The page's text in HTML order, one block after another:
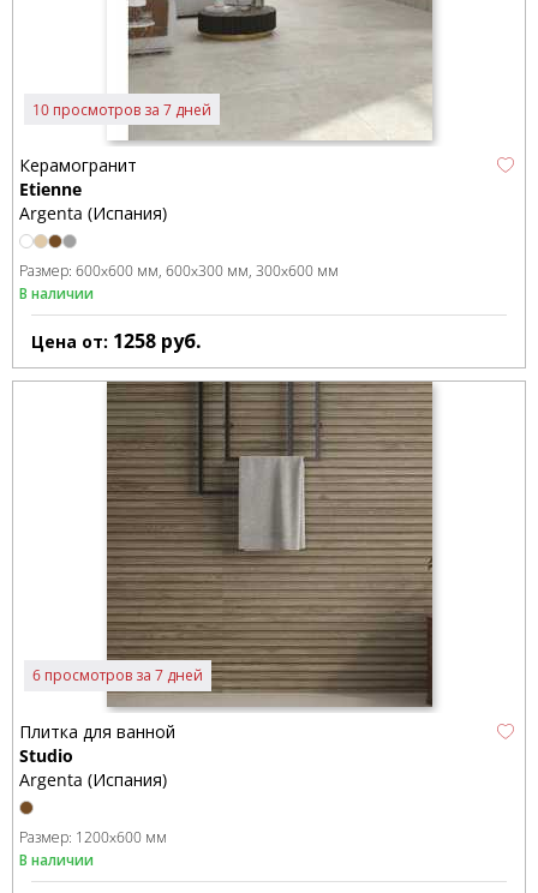
10 просмотров за 7 дней
Керамогранит
Etienne
Argenta (Испания)
Размер: 600x600 мм 600x300 мм 300x600 мм
В наличии
Цена от: 1258 руб.
6 просмотров за 7 дней
Плитка для ванной
Studio
Argenta (Испания)
Размер: 1200x600 мм
В наличии